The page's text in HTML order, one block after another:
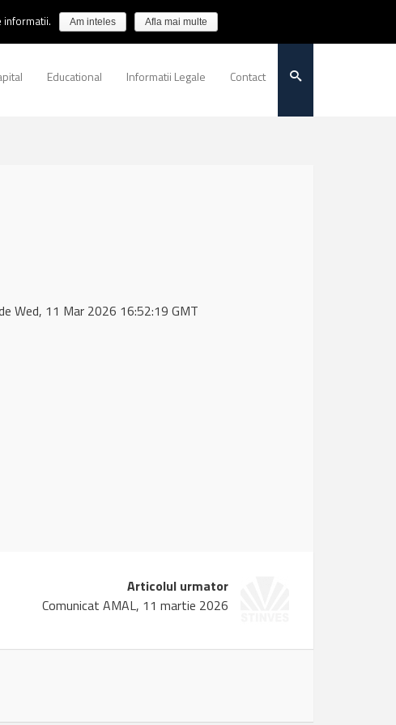
Educational Informatii Legale Contact
Wed, 11 Mar 2026 16:52:19 GMT
Articolul urmator
Comunicat AMAL, 11 martie 2026
informatii. Am inteles Afla mai multe